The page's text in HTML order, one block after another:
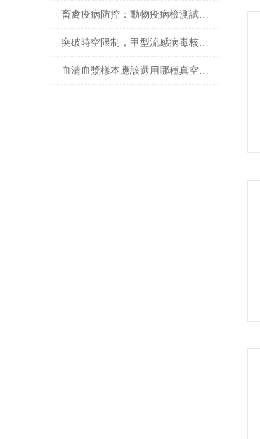
畜禽疫病防控：動物疫病檢測試劑盒的核心作用
突破時空限制，甲型流感病毒核酸檢測試劑盒的應用與發展
血清血漿樣本應該選用哪種真空采血管收集？